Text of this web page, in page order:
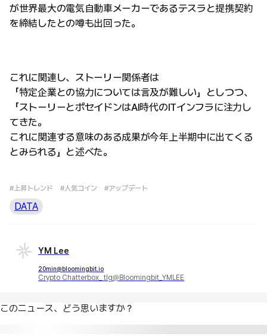
が世界最大の電気自動車メーカーであるテスラと提携契約
を締結したとの噂も出回った。
これに関連し、ストーリー関係者は
「特定企業との協力については言及が難しい」としつつ、
「ストーリーとポセイドンはAI時代のITインフラに注力し
てきた。
これに関連する意味のある成果が今年上半期中に出てくる
とみられる」と述べた。
#上昇トレンド #人気コイン #アップデート
DATA
YM Lee
20min@bloomingbit.io
Crypto Chatterbox_ tlg@Bloomingbit_YMLEE
このニュース、どう思いますか？